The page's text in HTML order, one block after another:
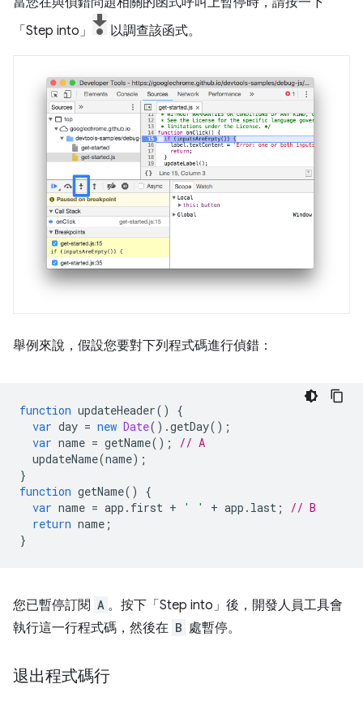
「Step into」
以調查該函式。
舉例來說，假設您要對下列程式碼進行偵錯：
function updateHeader()
{
var day = new Date().getDay();
var name = getName();
// A
updateName(name);
}
function getName()
{
var name = app . first + ' ' + app . last ;
// B
return name ;
}
您已暫停訂閱 A 。按下「Step into」 後，開發人員工具會
執行這一行程式碼，然後在 B 處暫停。
退出程式碼行